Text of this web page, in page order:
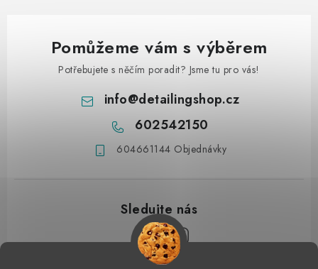
Pomůžeme vám s výběrem
Potřebujete s něčím poradit? Jsme tu pro vás!
info@detailingshop.cz
602542150
604661144 Objednávky